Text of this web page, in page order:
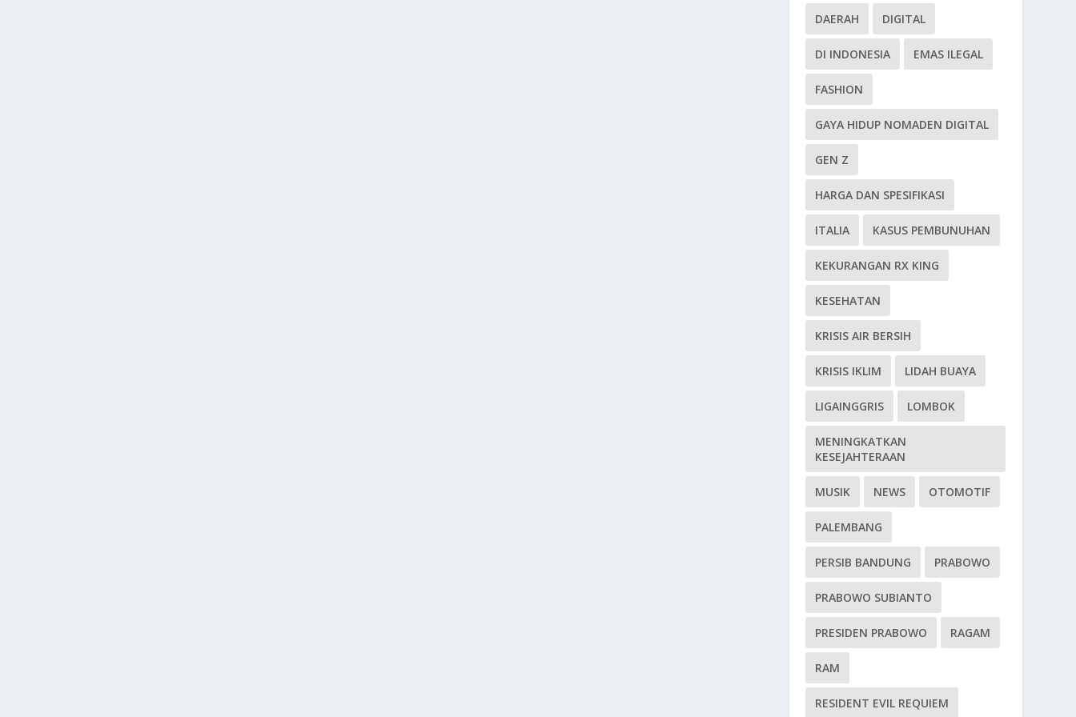
DAERAH DIGITAL
DI INDONESIA EMAS ILEGAL
FASHION
GAYA HIDUP NOMADEN DIGITAL
GEN Z
HARGA DAN SPESIFIKASI
ITALIA KASUS PEMBUNUHAN
KEKURANGAN RX KING
KESEHATAN
KRISIS AIR BERSIH
KRISIS IKLIM LIDAH BUAYA
LIGAINGGRIS LOMBOK
MENINGKATKAN
KESEJAHTERAAN
MUSIK NEWS OTOMOTIF
PALEMBANG
PERSIB BANDUNG PRABOWO
PRABOWO SUBIANTO
PRESIDEN PRABOWO RAGAM
RAM
RESIDENT EVIL REQUIEM